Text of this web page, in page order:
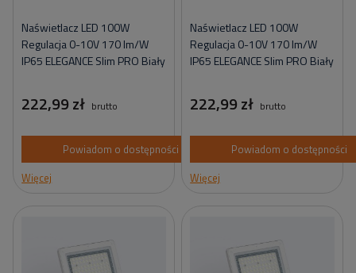
Naświetlacz LED 100W
Regulacja 0-10V 170 lm/W
IP65 ELEGANCE Slim PRO Biały
222,99 zł brutto
Powiadom o dostępności
Więcej
Naświetlacz LED 100W
Regulacja 0-10V 170 lm/W
IP65 ELEGANCE Slim PRO Biały
222,99 zł brutto
Powiadom o dostępności
Więcej